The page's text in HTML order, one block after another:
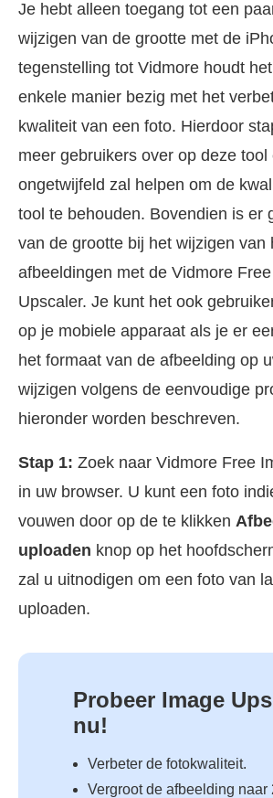
Je hebt alleen toegang tot een
wijzigen van de grootte met de
tegenstelling tot Vidmore houdt
enkele manier bezig met het
kwaliteit van een foto. Hierdoor
meer gebruikers over op deze tool
ongetwijfeld zal helpen om de
tool te behouden. Bovendien is er
van de grootte bij het wijzigen van
afbeeldingen met de Vidmore
Upscaler. Je kunt het ook
op je mobiele apparaat als je er
het formaat van de afbeelding op
wijzigen volgens de eenvoudige
hieronder worden beschreven.
Stap 1: Zoek naar Vidmore Free
in uw browser. U kunt een foto
vouwen door op de te klikken
uploaden knop op het
zal u uitnodigen om een foto van
uploaden.
Probeer Image
nu!
Verbeter de fotokwaliteit.
Vergroot de afbeelding naar